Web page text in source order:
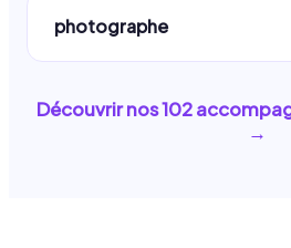
photographe
Découvrir nos102
→